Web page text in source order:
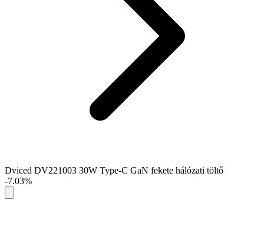
Dviced DV221003 30W Type-C GaN fekete hálózati töltő
-7.03%